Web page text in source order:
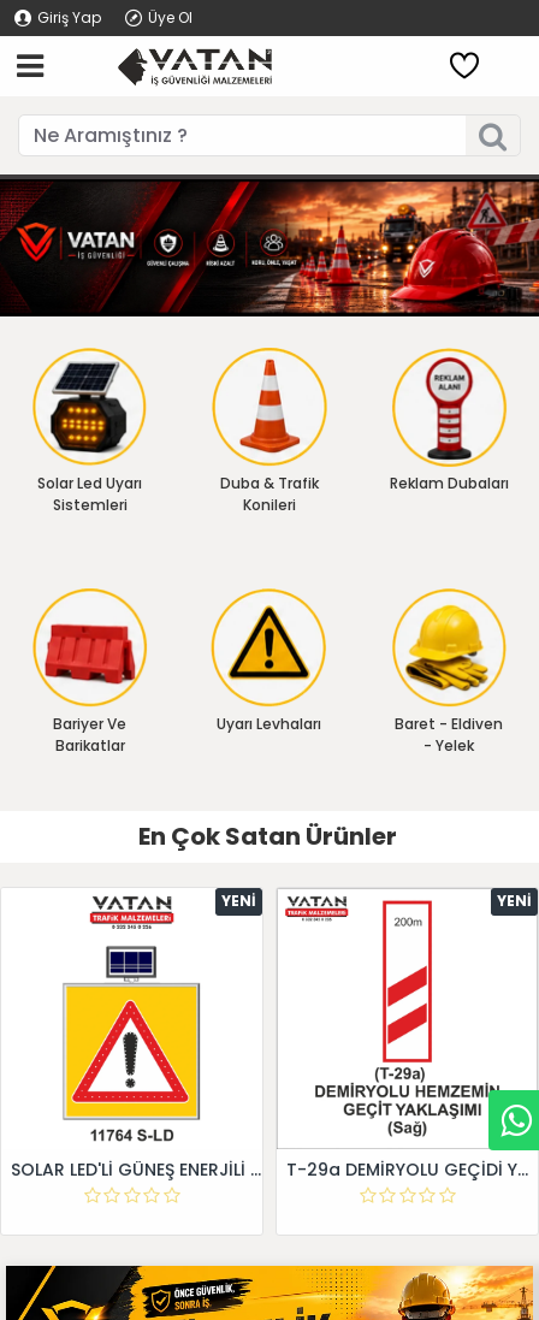
Giriş Yap Üye Ol
Solar Led Uyarı
Sistemleri
Duba & Trafik
Konileri
Reklam Dubaları
Bariyer Ve
Barikatlar
Uyarı Levhaları
Baret - Eldiven
- Yelek
En Çok Satan Ürünler
YENI
SOLAR LED'Lİ GÜNEŞ ENERJİLİ LEVHA
YENI
T-29a DEMİRYOLU GEÇİDİ YAKLAŞIM LEVHALARI (Sağ)